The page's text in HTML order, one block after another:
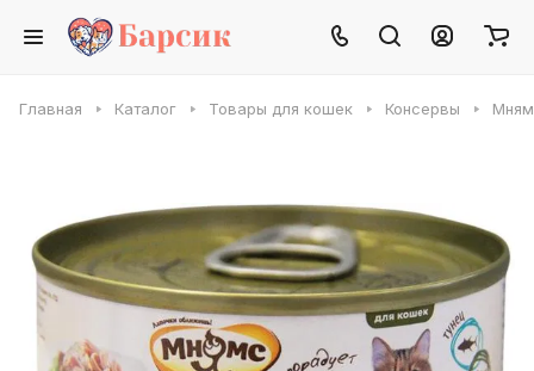
Главная Каталог Товары для кошек Консервы